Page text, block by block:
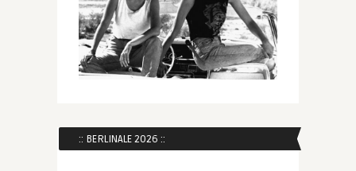
:: BERLINALE 2026 ::